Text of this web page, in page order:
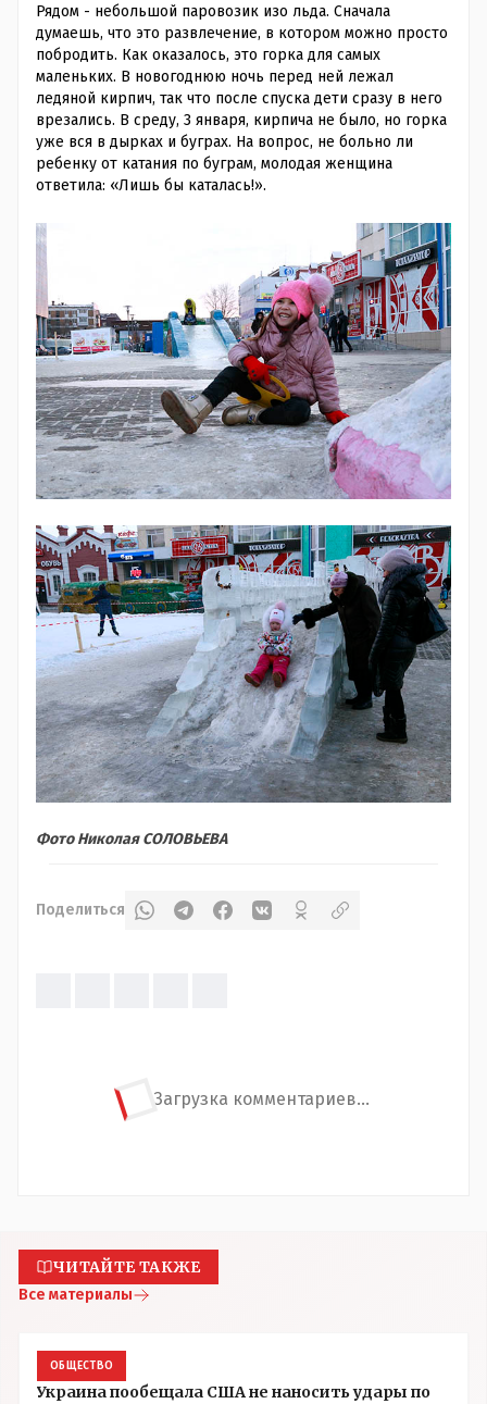
Рядом - небольшой паровозик изо льда. Сначала
думаешь, что это развлечение, в котором можно просто
побродить. Как оказалось, это горка для самых
маленьких. В новогоднюю ночь перед ней лежал
ледяной кирпич, так что после спуска дети сразу в него
врезались. В среду, 3 января, кирпича не было, но горка
уже вся в дырках и буграх. На вопрос, не больно ли
ребенку от катания по буграм, молодая женщина
ответила: «Лишь бы каталась!».
Фото Николая СОЛОВЬЕВА
Поделиться
Загрузка комментариев...
ЧИТАЙТЕ ТАКЖЕ
Все материалы
ОБЩЕСТВО
Украина пообещала США не наносить удары по